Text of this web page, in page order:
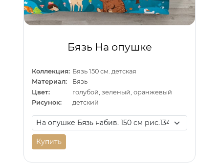
Бязь На опушке
Коллекция: Бязь 150 см. детская
Материал:
Бязь
Цвет:
голубой, зеленый, оранжевый
Рисунок:
детский
Купить